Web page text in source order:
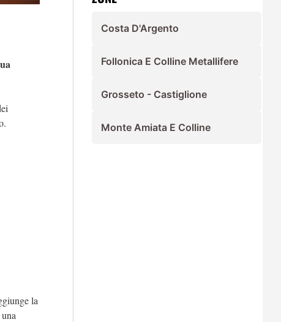
la
Costa D'Argento
Follonica E Colline Metallifere
Grosseto - Castiglione
Monte Amiata E Colline